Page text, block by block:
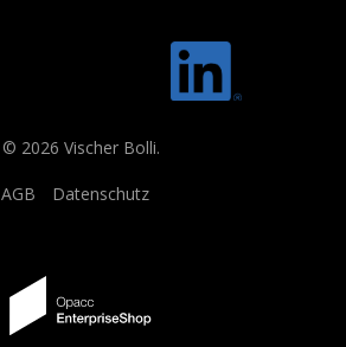
© 2026 Vischer Bolli.
AGB Datenschutz